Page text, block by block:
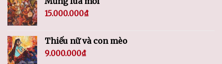
15.000.000₫
Thiếu nữ và con mèo
9.000.000₫